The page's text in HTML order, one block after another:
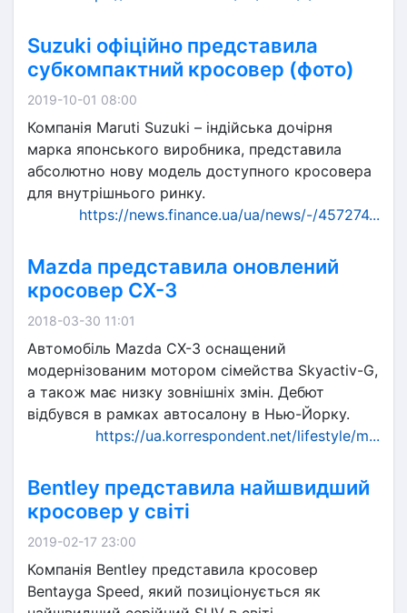
Suzuki офіційно представила
субкомпактний кросовер (фото)
2019-10-01 08:00
Компанія Maruti Suzuki – індійська дочірня
марка японського виробника, представила
абсолютно нову модель доступного кросовера
для внутрішнього ринку.
https://news.finance.ua/ua/news/-/457274...
Mazda представила оновлений
кросовер CX-3
2018-03-30 11:01
Автомобіль Mazda CX-3 оснащений
модернізованим мотором сімейства Skyactiv-G,
а також має низку зовнішніх змін. Дебют
відбувся в рамках автосалону в Нью-Йорку.
https://ua.korrespondent.net/lifestyle/m...
Bentley представила найшвидший
кросовер у світі
2019-02-17 23:00
Компанія Bentley представила кросовер
Bentayga Speed, який позиціонується як